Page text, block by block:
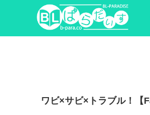
ワビ×サビ×トラブル！【